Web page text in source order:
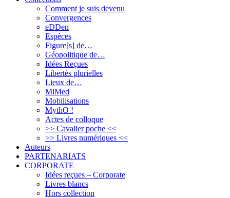
Comment je suis devenu
Convergences
eDDen
Espèces
Figure[s] de…
Géopolitique de…
Idées Reçues
Libertés plurielles
Lieux de…
MiMed
Mobilisations
MythO !
Actes de colloque
>> Cavalier poche <<
>> Livres numériques <<
Auteurs
PARTENARIATS
CORPORATE
Idées reçues – Corporate
Livres blancs
Hors collection